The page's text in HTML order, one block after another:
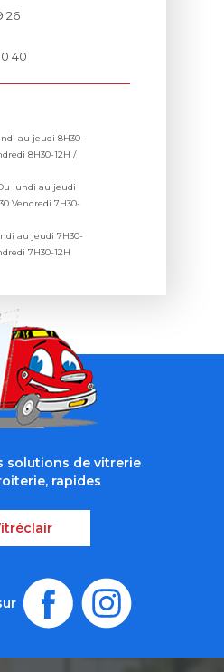
26
40
au jeudi 8H30-
8H30-12H /
lundi au jeudi
Vendredi 7H30-
au jeudi 7H30-
7H30-12H
solutions de vitrerie
rapides